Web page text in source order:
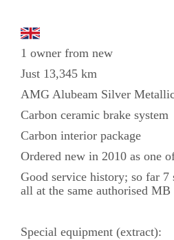
1 owner from new
Just 13,345 km
AMG Alubeam Silver
Carbon ceramic brake system
Carbon interior package
Ordered new in 2010 as one
Good service history; so far 7
all at the same authorised
Special equipment (extract):